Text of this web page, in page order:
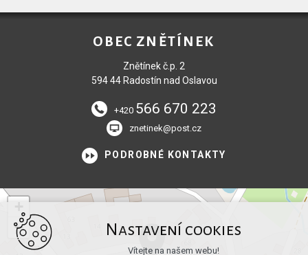
OBEC ZNĚTÍNEK
Znětínek č.p. 2
594 44 Radostín nad Oslavou
+420 566 670 223
znetinek@post.cz
PODROBNÉ KONTAKTY
−
Nastavení cookies
Vítejte na našem webu!